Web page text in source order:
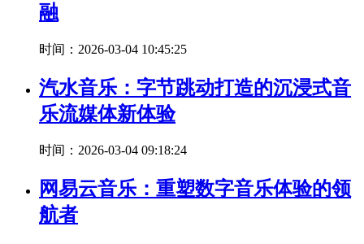
融
时间：2026-03-04 10:45:25
汽水音乐：字节跳动打造的沉浸式音
乐流媒体新体验
时间：2026-03-04 09:18:24
网易云音乐：重塑数字音乐体验的领
航者